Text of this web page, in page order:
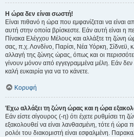
Η ώρα δεν είναι σωστή!
Είναι πιθανό η ώρα που εμφανίζεται να είναι
αυτή στην οποία βρίσκεστε. Εάν αυτή είναι η
Πίνακα Ελέγχου Μέλους και αλλάξτε τη ζώνη
σας, π.χ. Λονδίνο, Παρίσι, Νέα Υόρκη, Σίδνεϋ,
αλλαγή της ζώνης ώρας, όπως και οι
γίνουν μόνον από εγγεγραμμένα μέλη. Εάν δεν
καλή ευκαιρία για να το κάνετε.
Κορυφή
Έχω αλλάξει τη ζώνη ώρας και η ώρα
Εάν είστε σίγουρος (-η) ότι έχετε ρυθμίσει
εξακολουθεί να είναι λανθασμένη, τότε ή ώρα
ρολόι του διακομιστή είναι εσφαλμένη.